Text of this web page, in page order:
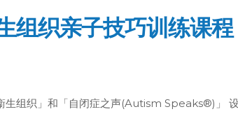
组织亲子技巧训练课
生组织」和「自闭症之声(Autism Speaks®)」